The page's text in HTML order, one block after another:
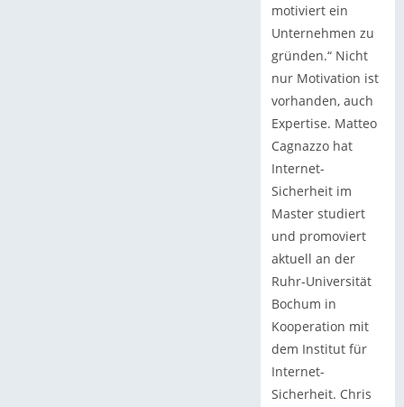
motiviert ein
Unternehmen zu
gründen.“ Nicht
nur Motivation ist
vorhanden, auch
Expertise. Matteo
Cagnazzo hat
Internet-
Sicherheit im
Master studiert
und promoviert
aktuell an der
Ruhr-Universität
Bochum in
Kooperation mit
dem Institut für
Internet-
Sicherheit. Chris